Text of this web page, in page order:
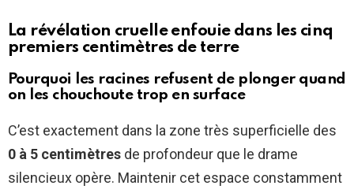
La révélation cruelle enfouie dans les cinq
premiers centimètres de terre
Pourquoi les racines refusent de plonger quand
on les chouchoute trop en surface
C’est exactement dans la zone très superficielle des
0 à 5 centimètres de profondeur que le drame
silencieux opère. Maintenir cet espace constamment